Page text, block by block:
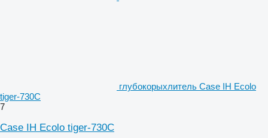
глубокорыхлитель Case IH Ecolo
tiger-730C
7
Case IH Ecolo tiger-730C